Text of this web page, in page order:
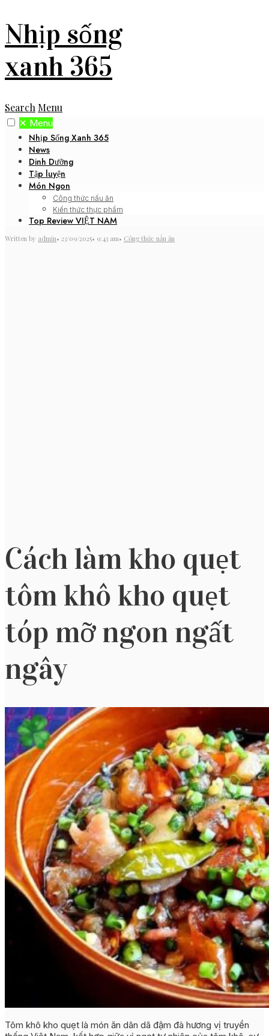
Nhịp sống
xanh 365
Search Menu
✕ Menu
Nhịp Sống Xanh 365
News
Dinh Dưỡng
Tập luyện
Món Ngon
Công thức nấu ăn
Kiến thức thực phẩm
Top Review VIỆT NAM
Written by admin• 23/09/2025• 9:43 am• Công thức nấu ăn
Cách làm kho quẹt
tôm khô kho quẹt
tóp mỡ ngon ngất
ngây
Tôm khô kho quẹt là món ăn dân dã đậm đà hương vị truyền